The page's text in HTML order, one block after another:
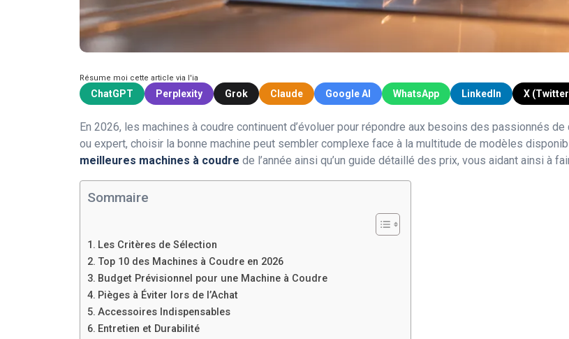
Résume moi cette article via l'ia
ChatGPT Perplexity Grok Claude Google AI WhatsApp LinkedIn X
En 2026, les machines à coudre continuent d’évoluer pour répondre aux besoins des passionnés
ou expert, choisir la bonne machine peut sembler complexe face à la multitude de modèles
meilleures machines à coudre de l’année ainsi qu’un guide détaillé des prix, vous aidant ainsi à
Sommaire
Les Critères de Sélection
Top 10 des Machines à Coudre en 2026
Budget Prévisionnel pour une Machine à Coudre
Pièges à Éviter lors de l’Achat
Accessoires Indispensables
Entretien et Durabilité